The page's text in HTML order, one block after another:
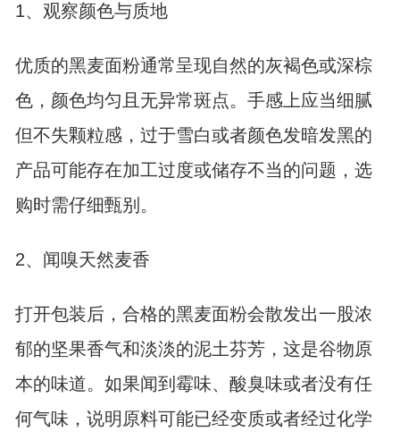
1、观察颜色与质地
优质的黑麦面粉通常呈现自然的灰褐色或深棕
色，颜色均匀且无异常斑点。手感上应当细腻
但不失颗粒感，过于雪白或者颜色发暗发黑的
产品可能存在加工过度或储存不当的问题，选
购时需仔细甄别。
2、闻嗅天然麦香
打开包装后，合格的黑麦面粉会散发出一股浓
郁的坚果香气和淡淡的泥土芬芳，这是谷物原
本的味道。如果闻到霉味、酸臭味或者没有任
何气味，说明原料可能已经变质或者经过化学